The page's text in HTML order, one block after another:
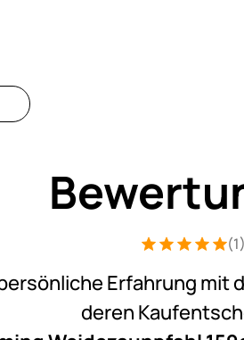
Bewertung: 5
1 Bewertung(1)
Erfahrung mit
deren